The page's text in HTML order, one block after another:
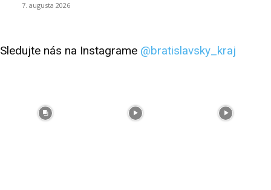
7. augusta 2026
Sledujte nás na Instagrame @bratislavsky_kraj